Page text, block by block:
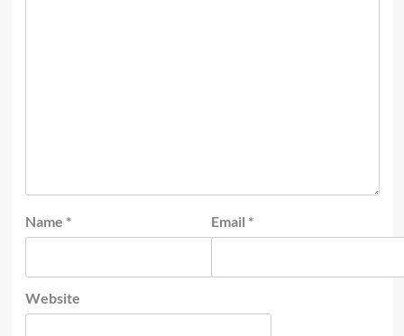
Name * Email *
Website